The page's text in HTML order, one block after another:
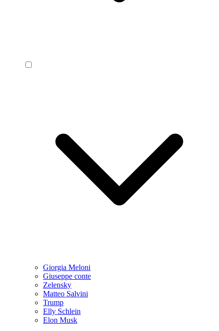
Giorgia Meloni
Giuseppe conte
Zelensky
Matteo Salvini
Trump
Elly Schlein
Elon Musk